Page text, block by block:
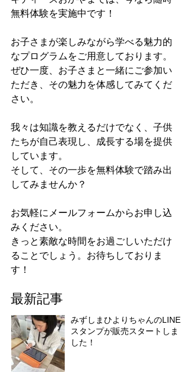
無料体験を実施中です！
お子さまが楽しみながら学べる魅力的
なプログラムをご用意しております。
ぜひ一度、お子さまと一緒にご参加い
ただき、その魅力を体感してみてくだ
さい。
我々は知識を教えるだけでなく、子供
たちが自己表現し、成長する場を提供
しています。
そして、その一歩を無料体験で踏み出
してみませんか？
お気軽にメールフォームからお申し込
みください。
きっと素敵な時間をお過ごしいただけ
ることでしょう。お待ちしておりま
す！
最新記事
みずしまひよりちゃんのLINE
スタンプが販売スタートしま
した！